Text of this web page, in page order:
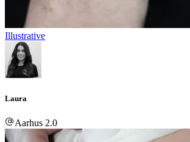
Illustrative
Laura
Aarhus 2.0